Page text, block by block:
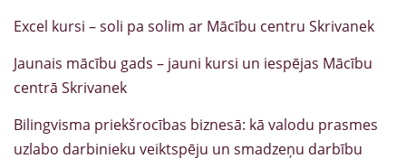
Excel kursi – soli pa solim ar Mācību centru Skrivanek
Jaunais mācību gads – jauni kursi un iespējas Mācību
centrā Skrivanek
Bilingvisma priekšrocības biznesā: kā valodu prasmes
uzlabo darbinieku veiktspēju un smadzeņu darbību